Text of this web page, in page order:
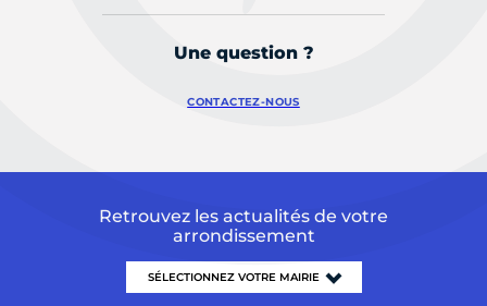
Une question ?
CONTACTEZ-NOUS
Retrouvez les actualités de votre
arrondissement